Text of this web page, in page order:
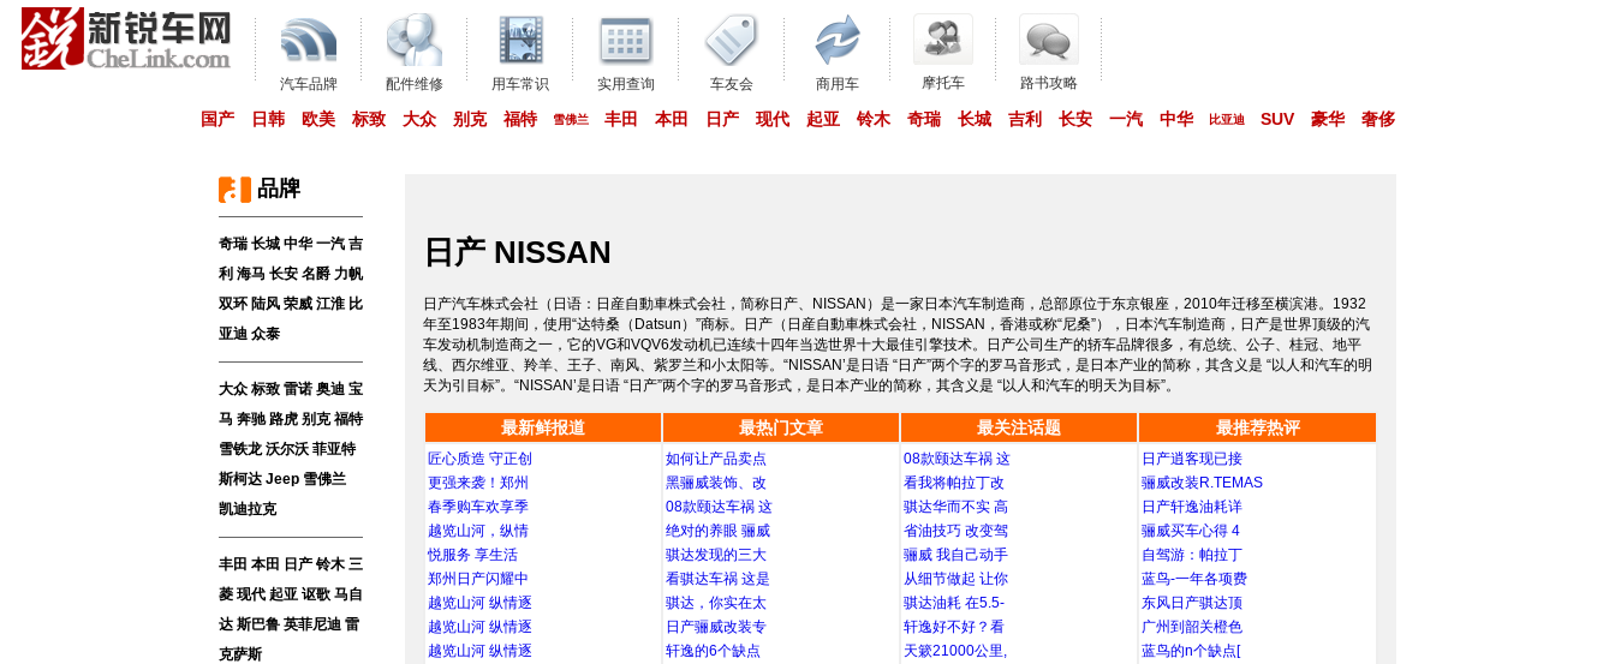
汽车品牌 配件维修 用车常识 实用查询 车友会 商用车 摩托车 路书攻略
国产 日韩 欧美 标致 大众 别克 福特 雪佛兰 丰田 本田 日产 现代 起亚 铃木 奇瑞 长城 吉利 长安 一汽 中华 比亚迪 SUV 豪华 奢侈
品牌
奇瑞 长城 中华 一汽 吉
利 海马 长安 名爵 力帆
双环 陆风 荣威 江淮 比
亚迪 众泰
大众 标致 雷诺 奥迪 宝
马 奔驰 路虎 别克 福特
雪铁龙 沃尔沃 菲亚特
斯柯达 Jeep 雪佛兰
凯迪拉克
丰田 本田 日产 铃木 三
菱 现代 起亚 讴歌 马自
达 斯巴鲁 英菲尼迪 雷
克萨斯
日产 NISSAN
日产汽车株式会社（日语：日産自動車株式会社，简称日产、NISSAN）是一家日本汽车制造商，总部原位于东京银座，2010年迁移至横滨港。1932
年至1983年期间，使用“达特桑（Datsun）”商标。日产（日産自動車株式会社，NISSAN，香港或称“尼桑”），日本汽车制造商，日产是世界顶级的汽
车发动机制造商之一，它的VG和VQV6发动机已连续十四年当选世界十大最佳引擎技术。日产公司生产的轿车品牌很多，有总统、公子、桂冠、地平
线、西尔维亚、羚羊、王子、南风、紫罗兰和小太阳等。“NISSAN’是日语 “日产”两个字的罗马音形式，是日本产业的简称，其含义是 “以人和汽车的明
天为引目标”。“NISSAN’是日语 “日产”两个字的罗马音形式，是日本产业的简称，其含义是 “以人和汽车的明天为目标”。
最新鲜报道 最热门文章 最关注话题 最推荐热评
匠心质造 守正创
更强来袭！郑州
春季购车欢享季
越览山河，纵情
悦服务 享生活
郑州日产闪耀中
越览山河 纵情逐
越览山河 纵情逐
越览山河 纵情逐
如何让产品卖点
黑骊威装饰、改
08款颐达车祸 这
绝对的养眼 骊威
骐达发现的三大
看骐达车祸 这是
骐达，你实在太
日产骊威改装专
轩逸的6个缺点
08款颐达车祸 这
看我将帕拉丁改
骐达华而不实 高
省油技巧 改变驾
骊威 我自己动手
从细节做起 让你
骐达油耗 在5.5-
轩逸好不好？看
天簌21000公里,
日产逍客现已接
骊威改装R.TEMAS
日产轩逸油耗详
骊威买车心得 4
自驾游：帕拉丁
蓝鸟-一年各项费
东风日产骐达顶
广州到韶关橙色
蓝鸟的n个缺点[